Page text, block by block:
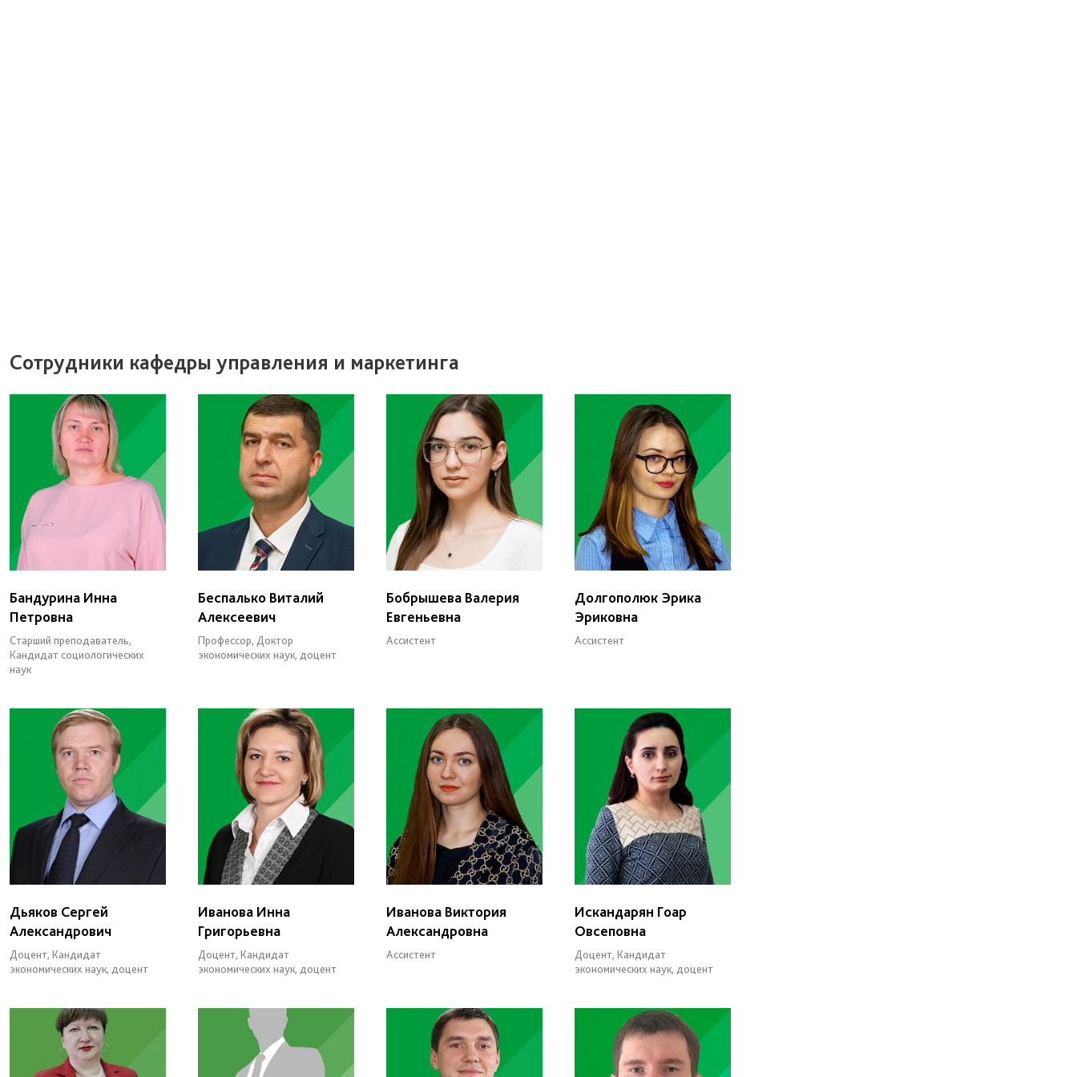
Сотрудники кафедры управления и маркетинга
Бандурина Инна
Петровна
Старший преподаватель,
Кандидат социологических
наук
Беспалько Виталий
Алексеевич
Профессор, Доктор
экономических наук, доцент
Бобрышева Валерия
Евгеньевна
Ассистент
Долгополюк Эрика
Эриковна
Ассистент
Дьяков Сергей
Александрович
Доцент, Кандидат
экономических наук, доцент
Иванова Инна
Григорьевна
Доцент, Кандидат
экономических наук, доцент
Иванова Виктория
Александровна
Ассистент
Искандарян Гоар
Овсеповна
Доцент, Кандидат
экономических наук, доцент